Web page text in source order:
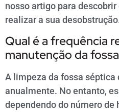
nosso artigo para
realizar a sua
Qual é a frequência
manutenção da
A limpeza da fossa séptica
anualmente. No entanto,
dependendo do número